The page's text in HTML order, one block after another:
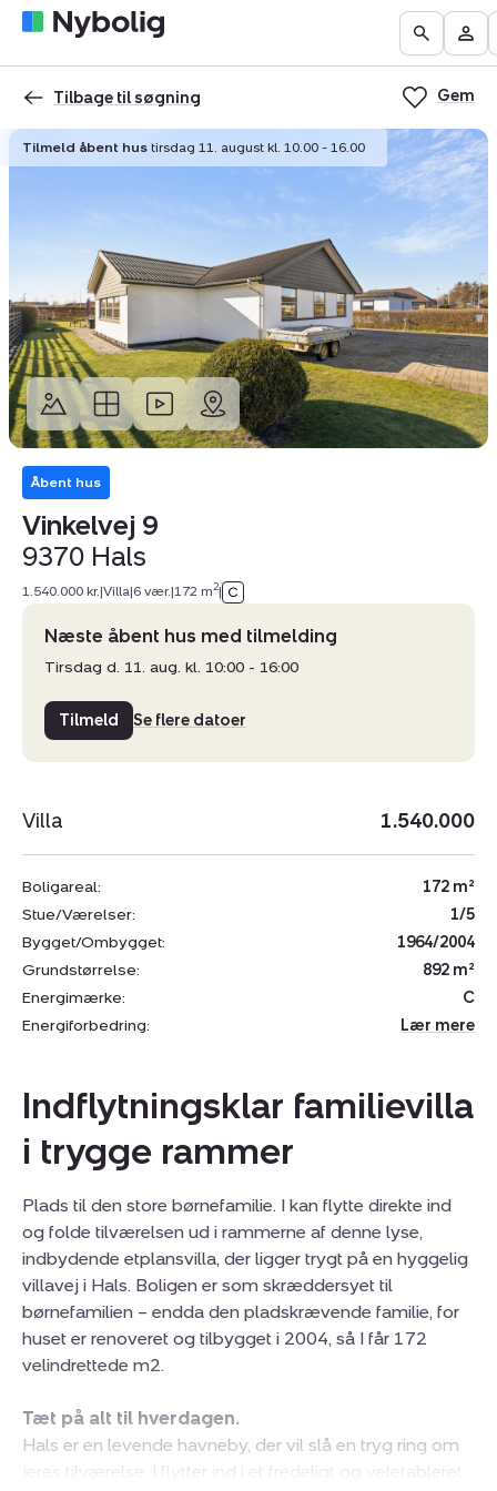
Boliger
til
salg
Find
mægler
Få
vurderet
din
bolig
Go
to
the
Search
page
Mit
Tilbage til søgning Gem
Tilmeld åbent hus tirsdag 11. august kl. 10.00 - 16.00
Åbent hus
Vinkelvej 9
9370 Hals
1.540.000 kr.|Villa|6 vær.|172 m2|
Næste åbent hus med tilmelding
Tirsdag d. 11. aug. kl. 10:00 - 16:00
Tilmeld Se flere datoer
Villa 1.540.000
Boligareal:
172 m²
Stue/Værelser:
1/5
Bygget/Ombygget:
1964/2004
Grundstørrelse:
892 m²
Energimærke:
C
Energiforbedring:
Lær mere
Indflytningsklar familievilla
i trygge rammer
Plads til den store børnefamilie. I kan flytte direkte ind
og folde tilværelsen ud i rammerne af denne lyse,
indbydende etplansvilla, der ligger trygt på en hyggelig
villavej i Hals. Boligen er som skræddersyet til
børnefamilien – endda den pladskrævende familie, for
huset er renoveret og tilbygget i 2004, så I får 172
velindrettede m2.
Tæt på alt til hverdagen.
Hals er en levende havneby, der vil slå en tryg ring om
jeres tilværelse. I flytter ind i et fredeligt og veletableret